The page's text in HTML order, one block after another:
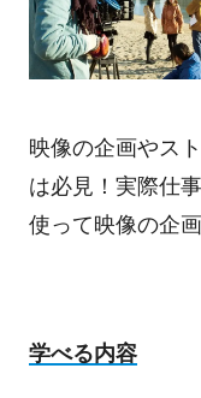
映像の企画やス
は必見！実際仕
使って映像の企
学べる内容